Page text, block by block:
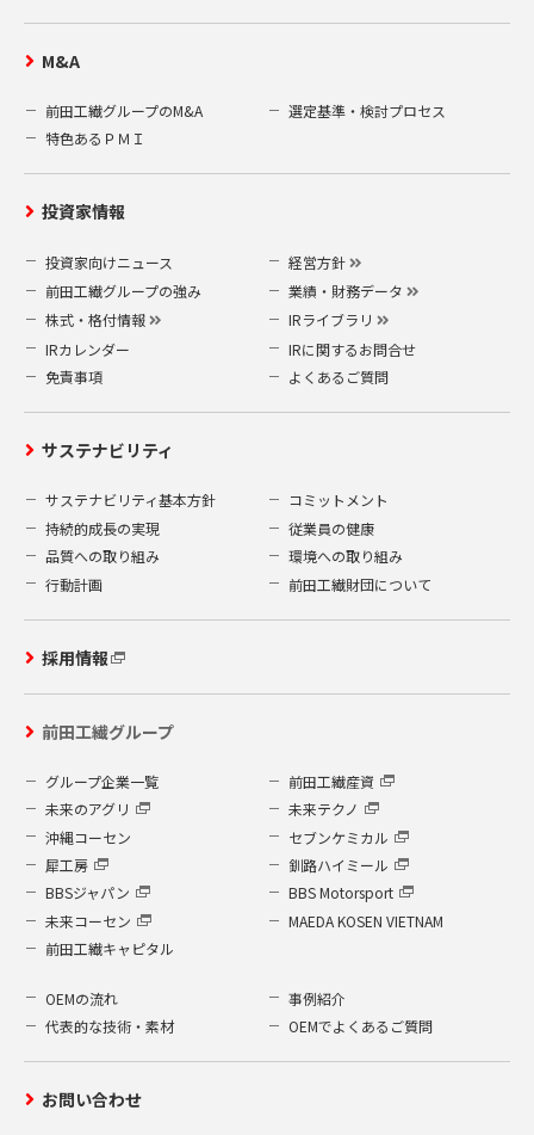
M&A
前田工繊グループのM&A
選定基準・検討プロセス
特色あるＰＭＩ
投資家情報
投資家向けニュース
経営方針
前田工繊グループの強み
業績・財務データ
株式・格付情報
IRライブラリ
IRカレンダー
IRに関するお問合せ
免責事項
よくあるご質問
サステナビリティ
サステナビリティ基本方針
コミットメント
持続的成長の実現
従業員の健康
品質への取り組み
環境への取り組み
行動計画
前田工繊財団について
採用情報
前田工繊グループ
グループ企業一覧
前田工繊産資
未来のアグリ
未来テクノ
沖縄コーセン
セブンケミカル
犀工房
釧路ハイミール
BBSジャパン
BBS Motorsport
未来コーセン
MAEDA KOSEN VIETNAM
前田工繊キャピタル
OEMの流れ
事例紹介
代表的な技術・素材
OEMでよくあるご質問
お問い合わせ